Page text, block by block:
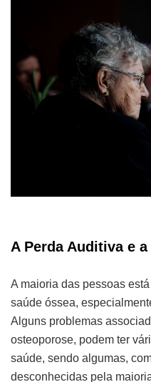
A Perda Auditiva e
A maioria das pessoas
saúde óssea,
Alguns problemas
osteoporose, podem ter
saúde, sendo algumas,
desconhecidas pela